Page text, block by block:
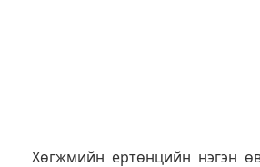
Хөгжмийн ертөнцийн нэгэн